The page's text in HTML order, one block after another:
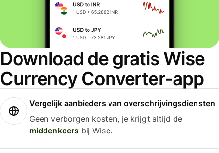
Download de gratis Wise
Currency Converter-app
Vergelijk aanbieders van overschrijvingsdiensten
Geen verborgen kosten, je krijgt altijd de
middenkoersbij Wise.